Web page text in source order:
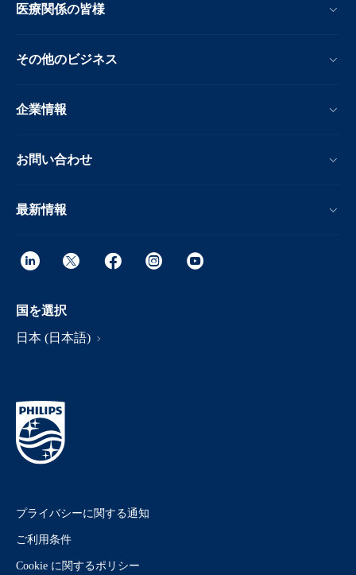
医療関係の皆様
その他のビジネス
企業情報
お問い合わせ
最新情報
国を選択
日本 (日本語)
プライバシーに関する通知
ご利用条件
Cookie に関するポリシー